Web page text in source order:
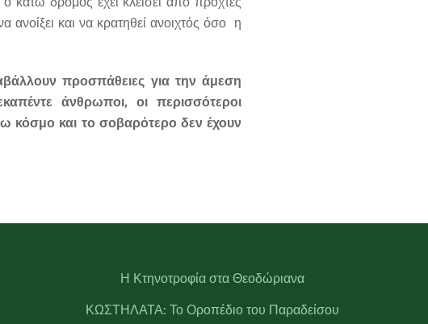
και να κρατηθεί ανοιχτός όσο η
προσπάθειες για την άμεση
άνθρωποι, οι περισσότεροι
κόσμο και το σοβαρότερο δεν έχουν
Η Κτηνοτροφία στα Θεοδώριανα
ΚΩΣΤΗΛΑΤΑ: Το Οροπέδιο του Παραδείσου